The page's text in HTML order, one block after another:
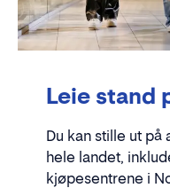
Leie stand
Du kan stille ut på
hele landet,
kjøpesentrene i